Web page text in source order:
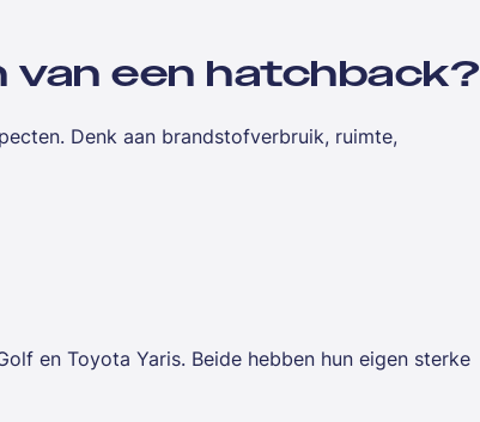
van een hatchback?
Denk aan brandstofverbruik, ruimte,
en Toyota Yaris. Beide hebben hun eigen sterke